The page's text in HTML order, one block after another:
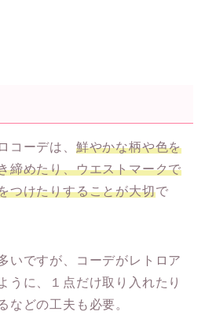
コーデは、 鮮やかな柄や色を
締めたり、ウエストマークで
つけたりすることが大切で
いですが、コーデがレトロア
うに、１点だけ取り入れたり
などの工夫も必要。